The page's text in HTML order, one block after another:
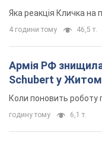
"московського
Яка реакція Кличка на
4 години тому 46,5 т.
Армія РФ
Schubert у
Коли поновить роботу
годину тому 6,1 т.